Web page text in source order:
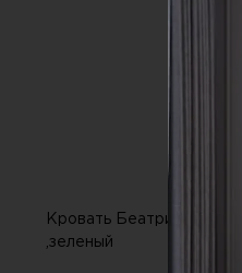
Кровать Беатрис
,зеленый